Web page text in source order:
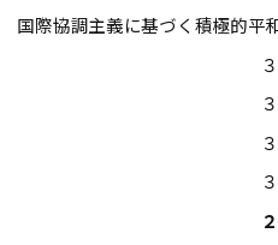
国際協調主義に基づく積極的平
３
３
３
３
２